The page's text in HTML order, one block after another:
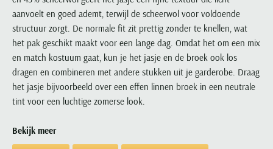
Portofino
Profuomo
R2
Seidensticker
State of Art
Tommy Hilfiger
Xacus
PME Legend
Polo Ralph Lauren
Portofino
Profuomo
State of Art
Superdry
Vanguard
Polo Ralph Lauren
PME Legend
Portofino
Profuomo
State of Art
Superdry
Tommy Hilfiger
Pierre Cardin
PME Legend
Polo Ralph Lauren
Portofino
Replay
Tommy Hilfiger
Vanguard
PME Legend
Polo Ralph Lauren
Portofino
Reset
State of Art
Superdry
Tommy Hilfiger
Tussenjassen
Bodywarmers
New Zealand
Olymp
Paul & Shark
Polo Ralph Lauren
PME Legend
Profuomo
R2
State of Art
Lacoste
Ledub
Lyle & Scott
Mac
Maerz
Magnanni
Mason's
Mc Alson
aanvoelt en goed ademt, terwijl de scheerwol voor voldoende
structuur zorgt. De normale fit zit prettig zonder te knellen, wat
het pak geschikt maakt voor een lange dag. Omdat het om een mix
en match kostuum gaat, kun je het jasje en de broek ook los
dragen en combineren met andere stukken uit je garderobe. Draag
het jasje bijvoorbeeld over een effen linnen broek in een neutrale
tint voor een luchtige zomerse look.
Bekijk meer